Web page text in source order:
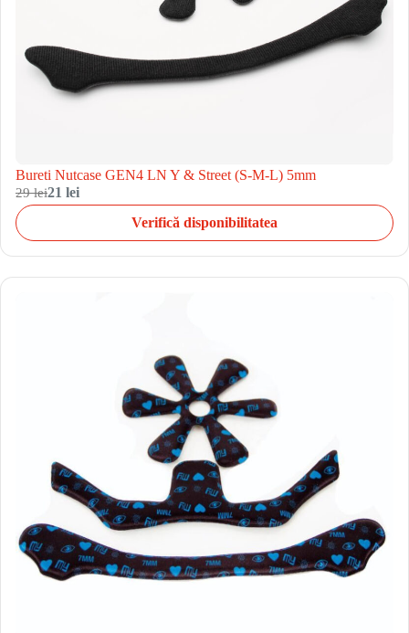
Bureti Nutcase GEN4 LN Y & Street (S-M-L) 5mm
29 lei21 lei
Verifică disponibilitatea